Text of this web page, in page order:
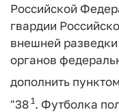
Российской
гвардии
внешней
органов
дополнить
"38 1. Футболка